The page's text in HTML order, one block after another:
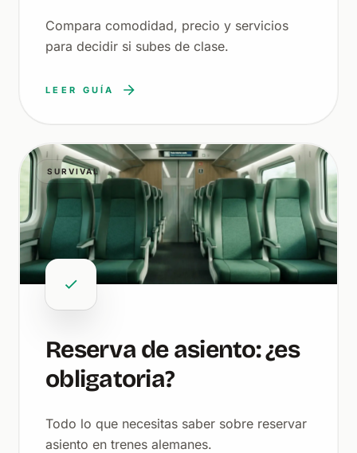
Compara comodidad, precio y servicios
para decidir si subes de clase.
LEER GUÍA
SURVIVAL
Reserva de asiento: ¿es
obligatoria?
Todo lo que necesitas saber sobre reservar
asiento en trenes alemanes.